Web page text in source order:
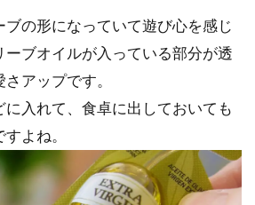
ブの形になっていて遊び心を感じ
ーブオイルが入っている部分が透
アップです。
に入れて、食卓に出しておいても
よね。